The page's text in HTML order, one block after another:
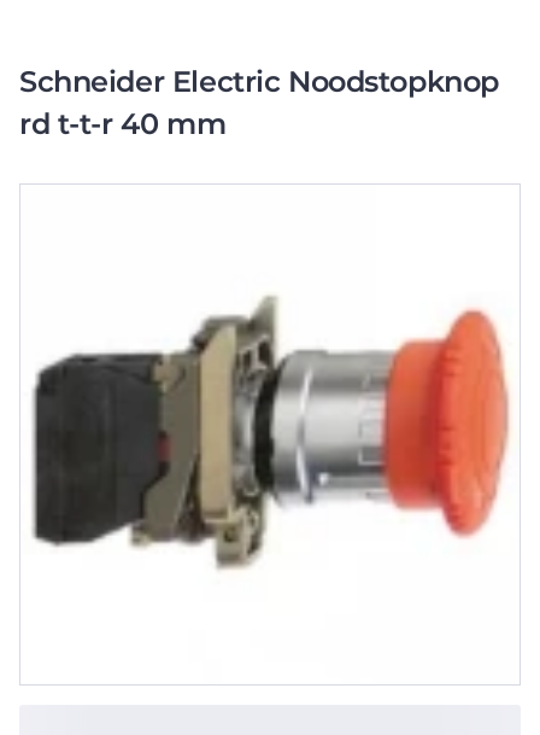
Schneider Electric Noodstopknop
rd t-t-r 40 mm